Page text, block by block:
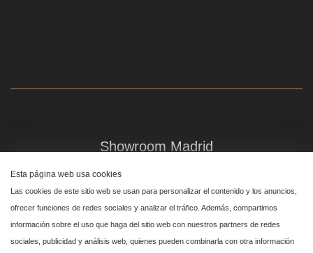
Showroom Madrid
Plaza de Canalejas 6, 4 izq
Centro, 28014 Madrid
Showroom Marbella
Esta página web usa cookies
Las cookies de este sitio web se usan para personalizar el contenido y los anuncios,
ofrecer funciones de redes sociales y analizar el tráfico. Además, compartimos
información sobre el uso que haga del sitio web con nuestros partners de redes
sociales, publicidad y análisis web, quienes pueden combinarla con otra información